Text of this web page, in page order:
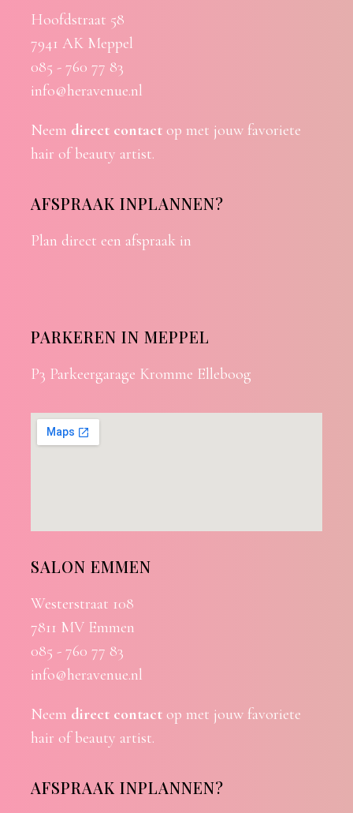
Hoofdstraat 58
7941 AK Meppel
085 - 760 77 83
info@heravenue.nl
Neem direct contactop met jouw favoriete
hair of beauty artist.
AFSPRAAK INPLANNEN?
Plan direct een afspraak in
PARKEREN IN MEPPEL
P3 Parkeergarage Kromme Elleboog
SALON EMMEN
Westerstraat 108
7811 MV Emmen
085 - 760 77 83
info@heravenue.nl
Neem direct contactop met jouw favoriete
hair of beauty artist.
AFSPRAAK INPLANNEN?